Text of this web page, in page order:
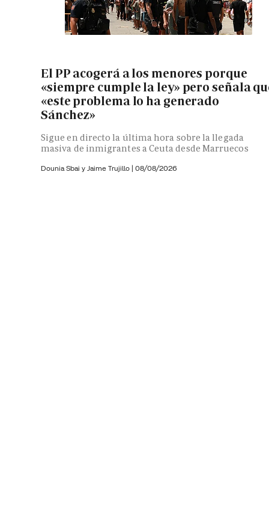
El PP acogerá a los menores porque
«siempre cumple la ley» pero señala
«este problema lo ha generado
Sánchez»
Sigue en directo la última hora sobre la llegada
masiva de inmigrantes a Ceuta desde Marruecos
Dounia Sbai y Jaime Trujillo | 08/08/2026